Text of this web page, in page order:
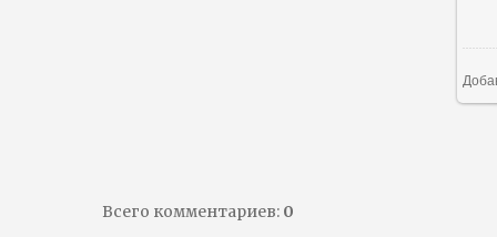
Всего комментариев: 0